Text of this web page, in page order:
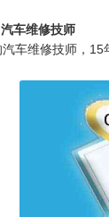
汽车维修技师